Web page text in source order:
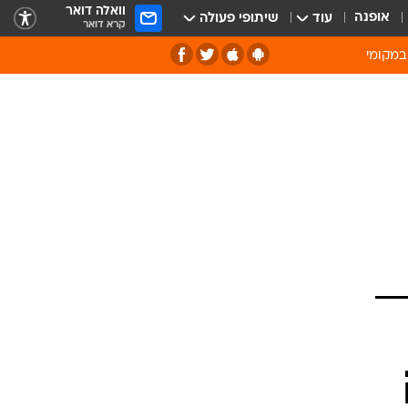
אופנה עוד שיתופי פעולה וואלה דואר
קרא דואר
במקומי